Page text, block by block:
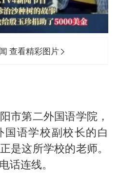
查看精彩图片
市第二外国语学院，
语学校副校长的白
是这所学校的老师。
话连线。